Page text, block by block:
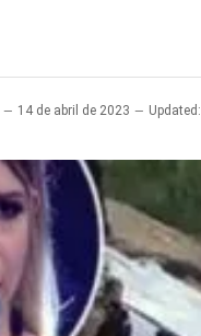
14 de abril de 2023 Updated: